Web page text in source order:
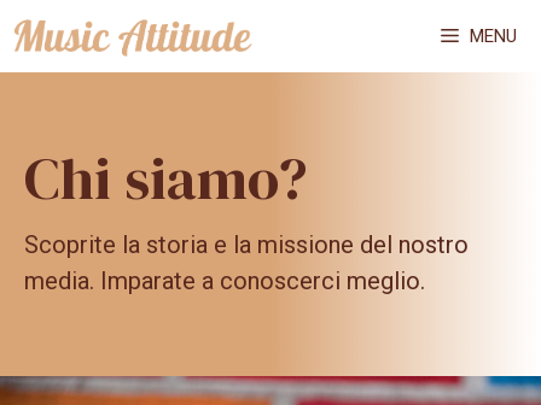
Vai
al
MENU
Chi siamo?
Scoprite la storia e la missione del nostro
media. Imparate a conoscerci meglio.